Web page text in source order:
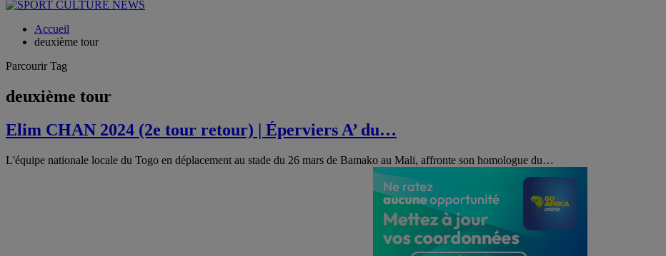
Accueil
deuxième tour
Parcourir Tag
deuxième tour
Elim CHAN 2024 (2e tour retour) | Éperviers A’ du…
L'équipe nationale locale du Togo en déplacement au stade du 26 mars de Bamako au Mali, affronte son homologue du…